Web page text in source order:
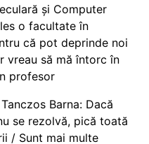
și Computer
o facultate în
că pot deprinde noi
vreau să mă întorc în
profesor
Barna: Dacă
se rezolvă, pică toată
/ Sunt mai multe